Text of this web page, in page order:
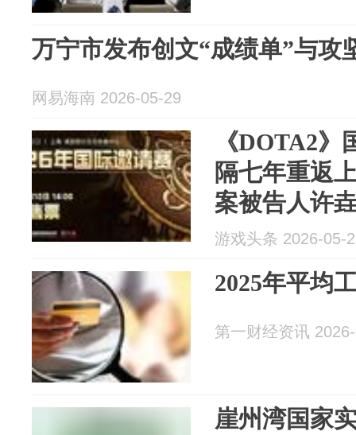
万宁市发布创文“成绩单”与攻
网易海南 2026-05-29
《DOTA2
隔七年重返
案被告人许
游戏头条 2026-05-
2025年平均
第一财经资讯
崖州湾国家